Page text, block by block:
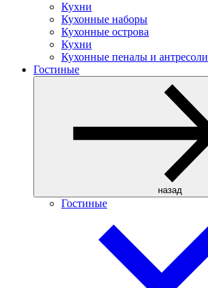
Кухни
Кухонные наборы
Кухонные острова
Кухни
Кухонные пеналы и антресоли
Гостиные
назад
Гостиные